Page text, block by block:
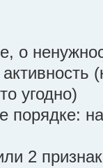
о
угодно)
порядке:
2